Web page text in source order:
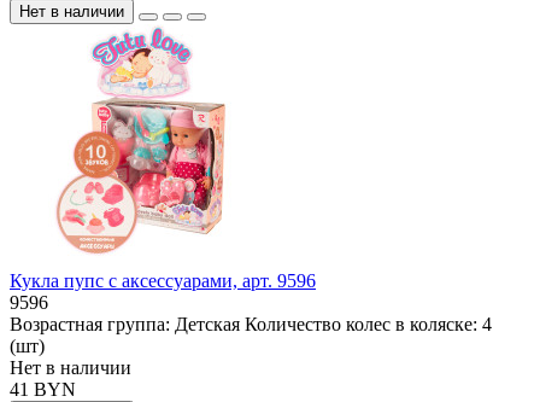
Нет в наличии
Кукла пупс с аксессуарами, арт. 9596
9596
Возрастная группа: Детская Количество колес в коляске: 4
(шт)
Нет в наличии
41 BYN